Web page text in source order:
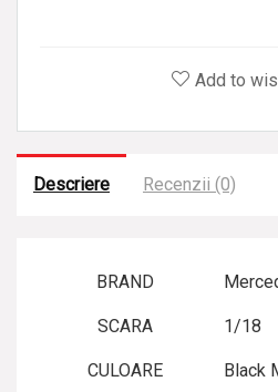
Add to
Descriere Recenzii (0)
BRAND
SCARA 1/18
CULOARE Black